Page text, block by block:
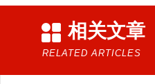
相关文章
RELATED ARTICLES